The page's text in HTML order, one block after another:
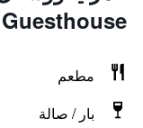
Guesthouse
مطعم
بار / صالة